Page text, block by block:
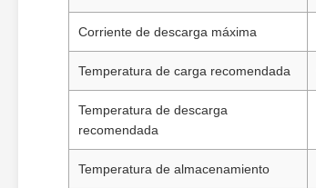
Corriente de descarga máxima
Temperatura de carga recomendada
Temperatura de descarga
recomendada
Temperatura de almacenamiento